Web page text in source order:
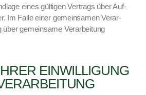
eines gülti­gen Ver­trags über Auf­
Im Falle ein­er gemein­samen Ver­ar­
über gemein­same Ver­ar­beitung
EINWILLIGUNG